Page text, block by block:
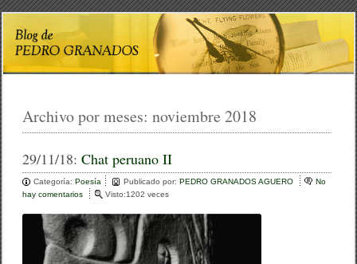
Archivo por meses:noviembre 2018
29/11/18:Chat peruano II
Categoría:Poesía Publicado por:PEDRO GRANADOS AGUERO
No
hay comentarios
C
h
a
t
Visto:1202 veces